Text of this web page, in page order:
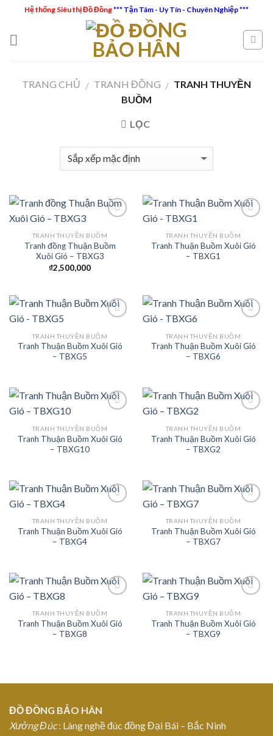
content
Hệ thống Siêu thị Đồ Đồng*** Tận Tâm - Uy Tín - Chuyên Nghiệp ***
TRANG CHỦ / TRANH ĐỒNG / TRANH THUYỀN
BUỒM
LỌC
Add to
Wishlist
TRANH THUYỀN BUỒM
Tranh đồng Thuận Buồm
Xuôi Gió – TBXG3
₫2,500,000
Add to
TRANH THUYỀN BUỒM
Tranh Thuận Buồm Xuôi Gió
– TBXG1
Add to
TRANH THUYỀN BUỒM
Tranh Thuận Buồm Xuôi Gió
– TBXG5
Add to
TRANH THUYỀN BUỒM
Tranh Thuận Buồm Xuôi Gió
– TBXG6
Add to
TRANH THUYỀN BUỒM
Tranh Thuận Buồm Xuôi Gió
– TBXG10
Add to
TRANH THUYỀN BUỒM
Tranh Thuận Buồm Xuôi Gió
– TBXG2
Add to
TRANH THUYỀN BUỒM
Tranh Thuận Buồm Xuôi Gió
– TBXG4
Add to
TRANH THUYỀN BUỒM
Tranh Thuận Buồm Xuôi Gió
– TBXG7
Add to
TRANH THUYỀN BUỒM
Tranh Thuận Buồm Xuôi Gió
– TBXG8
Add to
TRANH THUYỀN BUỒM
Tranh Thuận Buồm Xuôi Gió
– TBXG9
ĐỒ ĐỒNG BẢO HÂN
Xưởng Đúc: Làng nghề đúc đồng Đại Bái – Bắc Ninh